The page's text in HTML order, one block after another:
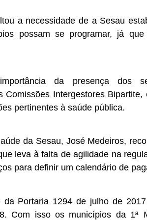
a necessidade de a Sesau
possam se programar, já que
da presença dos
Comissões Intergestores
pertinentes à saúde pública.
da Sesau, José Medeiros,
leva à falta de agilidade na
para definir um calendário de
da Portaria 1294 de julho de
Com isso os municípios da 1ª